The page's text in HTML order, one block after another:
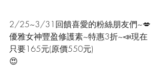
2/25~3/31回饋喜愛的粉絲朋友們~💋
優雅女神豐盈修護素~特惠3折~📣現在
只要165元(原價550元)
😍